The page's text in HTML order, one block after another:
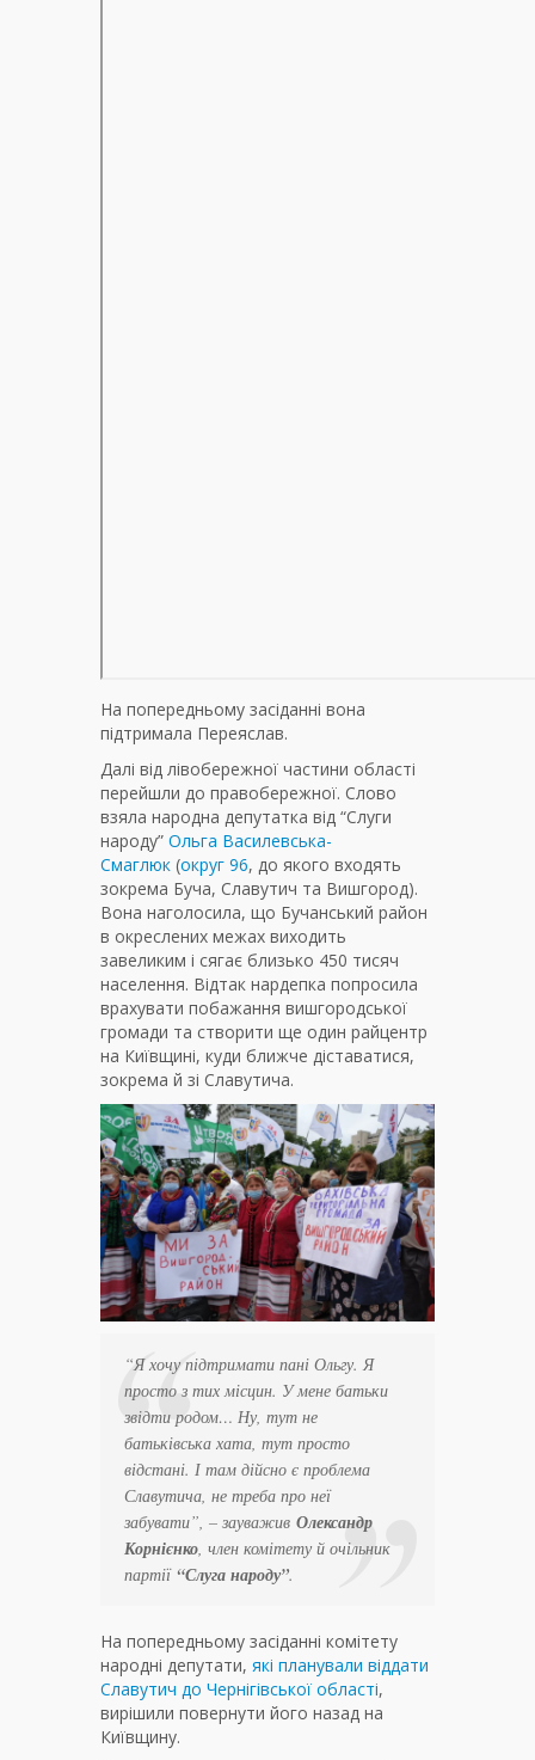
На попередньому засіданні вона
підтримала Переяслав.
Далі від лівобережної частини області
перейшли до правобережної. Слово
взяла народна депутатка від “Слуги
народу” Ольга Василевська-
Смаглюк (округ 96, до якого входять
зокрема Буча, Славутич та Вишгород).
Вона наголосила, що Бучанський район
в окреслених межах виходить
завеликим і сягає близько 450 тисяч
населення. Відтак нардепка попросила
врахувати побажання вишгородської
громади та створити ще один райцентр
на Київщині, куди ближче діставатися,
зокрема й зі Славутича.
“Я хочу підтримати пані Ольгу. Я
просто з тих місцин. У мене батьки
звідти родом… Ну, тут не
батьківська хата, тут просто
відстані. І там дійсно є проблема
Славутича, не треба про неї
забувати”, – зауважив Олександр
Корнієнко, член комітету й очільник
партії “Слуга народу”.
На попередньому засіданні комітету
народні депутати, які планували віддати
Славутич до Чернігівської області,
вирішили повернути його назад на
Київщину.